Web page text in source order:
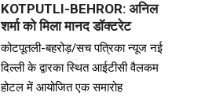
KOTPUTLI-BEHROR: अनिल
शर्मा को मिला मानद डॉक्टरेट
कोटपूतली-बहरोड़/सच पत्रिका न्यूज नई
दिल्ली के द्वारका स्थित आईटीसी वैलकम
होटल में आयोजित एक समारोह